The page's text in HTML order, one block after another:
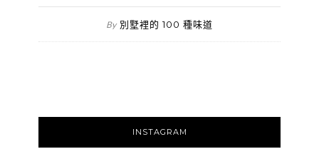
By 別墅裡的 100 種味道
INSTAGRAM